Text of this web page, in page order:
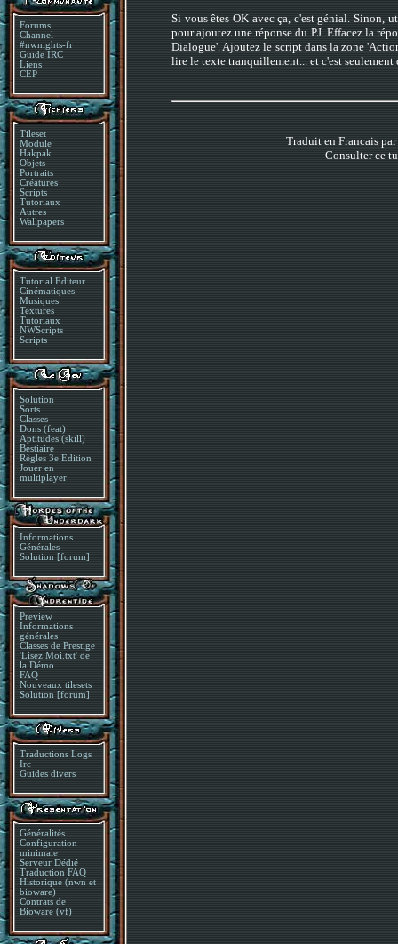
Forums
Channel
#nwnights-fr
Guide IRC
Liens
CEP
Tileset
Module
Hakpak
Objets
Portraits
Créatures
Scripts
Tutoriaux
Autres
Wallpapers
Tutorial Editeur
Cinématiques
Musiques
Textures
Tutoriaux
NWScripts
Scripts
Solution
Sorts
Classes
Dons (feat)
Aptitudes (skill)
Bestiaire
Règles 3e Edition
Jouer en
multiplayer
Informations
Générales
Solution [forum]
Preview
Informations
générales
Classes de Prestige
'Lisez Moi.txt' de
la Démo
FAQ
Nouveaux tilesets
Solution [forum]
Traductions Logs
Irc
Guides divers
Généralités
Configuration
minimale
Serveur Dédié
Traduction FAQ
Historique (nwn et
bioware)
Contrats de
Bioware (vf)
Si vous êtes OK avec ça, c'est génial. Sinon,
pour ajoutez une réponse du PJ. Effacez la
Dialogue'. Ajoutez le script dans la zone
lire le texte tranquillement... et c'est
Traduit en Francais par
Consulter ce